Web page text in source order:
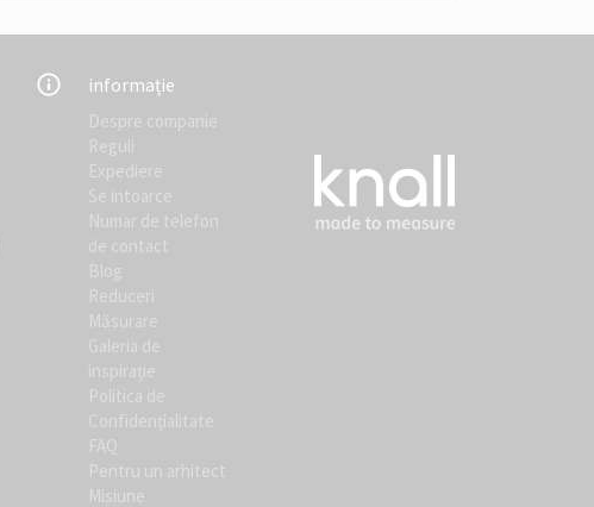
informație
Despre companie
Reguli
Expediere
Se intoarce
Numar de telefon
de contact
Blog
Reduceri
Măsurare
Galeria de
inspirație
Politica de
Confidențialitate
FAQ
Pentru un arhitect
Misiune